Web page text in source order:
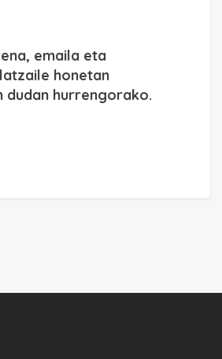
emaila eta
honetan
dudan hurrengorako.